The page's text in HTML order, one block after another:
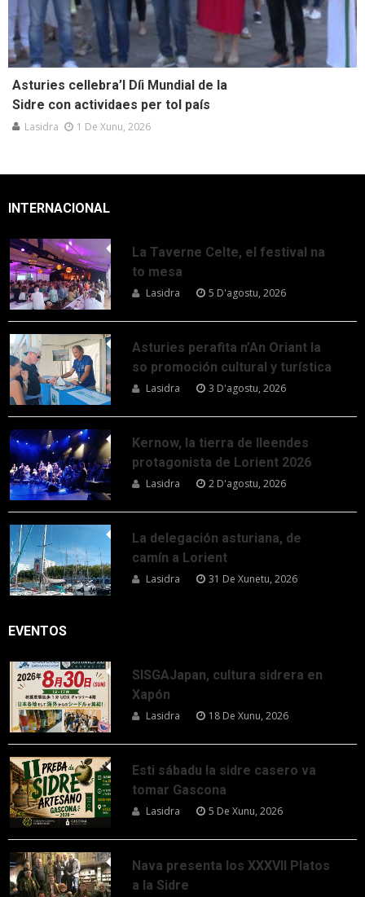
Asturies cellebra’l Díi Mundial de la
Sidre con actividaes per tol país
Lasidra 1 De Xunu, 2026
INTERNACIONAL
La Taverne Celte, el festival na
to mesa
Lasidra 5 D'agostu, 2026
Asturies perafita n’An Oriant la
so promoción cultural y turística
Lasidra 3 D'agostu, 2026
Kernow, la tierra de lleendes
protagonista de Lorient 2026
Lasidra 2 D'agostu, 2026
La delegación asturiana, de
camín a Lorient
Lasidra 31 De Xunetu, 2026
EVENTOS
SISGAJapan, cultura sidrera en
Xapón
Lasidra 18 De Xunu, 2026
Esti sábadu la sidre casero va
tomar Gascona
Lasidra 5 De Xunu, 2026
Nava presenta los XXXVII Platos
a la Sidre